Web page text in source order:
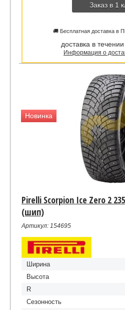
Заказ в 1
🚚 Бесплатная доставка в
доставка в течении
Информация о
Новинка
Pirelli Scorpion Ice Zero 2
(шип)
Артикул: 154695
Ширина
Высота
R
Сезонность